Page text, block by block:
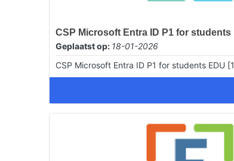
CSP Microsoft Entra ID P1 for students
Geplaatst op: 18-01-2026
CSP Microsoft Entra ID P1 for students EDU